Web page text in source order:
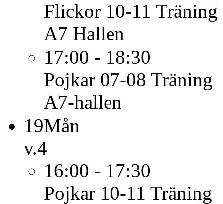
Flickor 10-11 Träning
A7 Hallen
17:00 - 18:30
Pojkar 07-08 Träning
A7-hallen
19Mån
v.4
16:00 - 17:30
Pojkar 10-11 Träning